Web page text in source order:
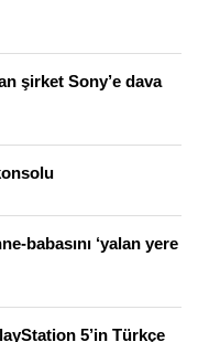
şirket Sony’e dava
babasını ‘yalan yere
5’in Türkçe